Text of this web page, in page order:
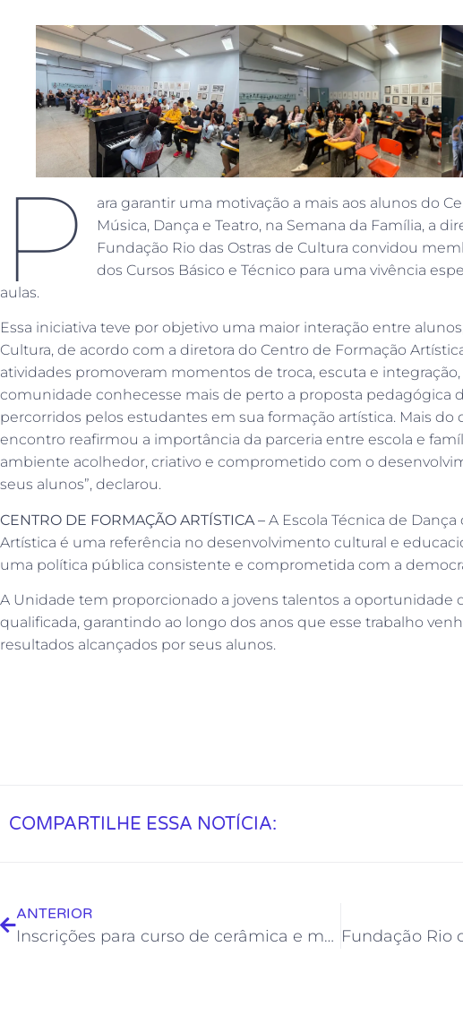
P
ara garantir uma motivação a mais aos alunos do
Música, Dança e Teatro, na Semana da Família, a
Fundação Rio das Ostras de Cultura convidou
dos Cursos Básico e Técnico para uma vivência
aulas.
Essa iniciativa teve por objetivo uma maior interação entre
Cultura, de acordo com a diretora do Centro de Formação
atividades promoveram momentos de troca, escuta e
comunidade conhecesse mais de perto a proposta pedagógica
percorridos pelos estudantes em sua formação artística. Mais do
encontro reafirmou a importância da parceria entre escola e
ambiente acolhedor, criativo e comprometido com o
seus alunos”, declarou.
CENTRO DE FORMAÇÃO ARTÍSTICA – A Escola Técnica de
Artística é uma referência no desenvolvimento cultural e
uma política pública consistente e comprometida com a
A Unidade tem proporcionado a jovens talentos a oportunidade
qualificada, garantindo ao longo dos anos que esse trabalho
resultados alcançados por seus alunos.
COMPARTILHE ESSA NOTÍCIA:
ANTERIOR
Inscrições para curso de cerâmica e mentoria artística estão abertas